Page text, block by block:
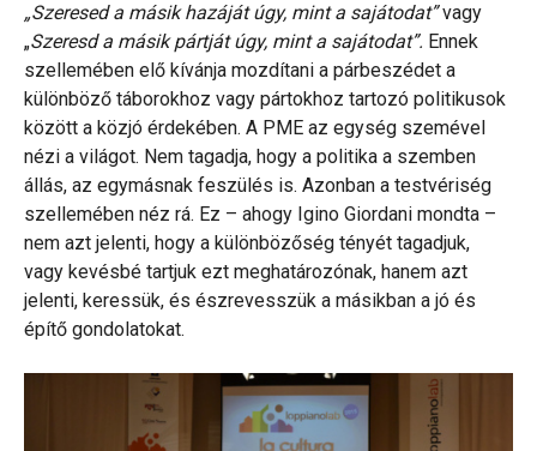
„Szeresed a másik hazáját úgy, mint a sajátodat”vagy
„Szeresd a másik pártját úgy, mint a sajátodat”. Ennek
szellemében elő kívánja mozdítani a párbeszédet a
különböző táborokhoz vagy pártokhoz tartozó politikusok
között a közjó érdekében. A PME az egység szemével
nézi a világot. Nem tagadja, hogy a politika a szemben
állás, az egymásnak feszülés is. Azonban a testvériség
szellemében néz rá. Ez – ahogy Igino Giordani mondta –
nem azt jelenti, hogy a különbözőség tényét tagadjuk,
vagy kevésbé tartjuk ezt meghatározónak, hanem azt
jelenti, keressük, és észrevesszük a másikban a jó és
építő gondolatokat.